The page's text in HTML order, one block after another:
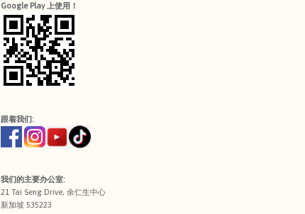
Google Play 上使用！
跟着我们:
我们的主要办公室:
21 Tai Seng Drive, 余仁生中心
新加坡 535223